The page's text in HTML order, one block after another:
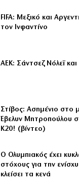
FIFA: Μεξικό και
τον Ινφαντίνο
ΑΕΚ: Σάντσεζ Νόλεϊ
Στίβος: Ασημένιο στο
Έβελυν Μητροπούλου
Κ20! (βίντεο)
Ο Ολυμπιακός έχει
στόχους για την
κλείσει τα κενά